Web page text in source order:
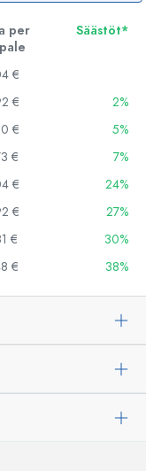
per
Säästöt*
€
€
2%
€
5%
€
7%
€
24%
€
27%
€
30%
€ 38%